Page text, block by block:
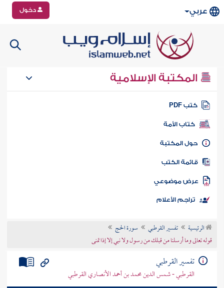
عربي دخول
المكتبة الإسلامية
كتب PDF
كتاب الأمة
المكتبة
الكتب
موضوعي
تراجم الأعلام
الرئيسية تفسير القرطبي
سورة الحج
قوله تعالى وما أرسلنا من قبلك من رسول ولا نبي إلا إذا تمنى
تفسير القرطبي
القرطبي - شمس الدين محمد بن أحمد الأنصاري القرطبي